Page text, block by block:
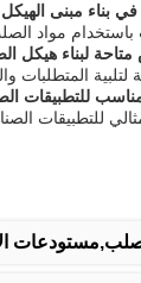
بناء مبنى
مواد
لبناء هيكل
المتطلبات
للتطبيقات
للتطبيقات